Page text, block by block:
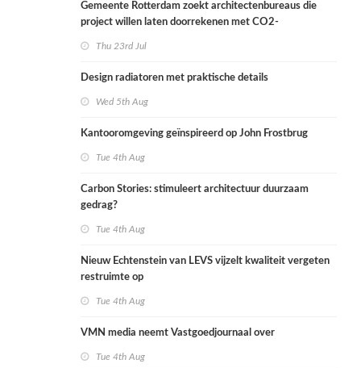
Gemeente Rotterdam zoekt architectenbureaus die
project willen laten doorrekenen met CO2-
Thu 23rd Jul
Design radiatoren met praktische details
Wed 5th Aug
Kantooromgeving geïnspireerd op John Frostbrug
Tue 4th Aug
Carbon Stories: stimuleert architectuur duurzaam
gedrag?
Tue 4th Aug
Nieuw Echtenstein van LEVS vijzelt kwaliteit vergeten
restruimte op
Tue 4th Aug
VMN media neemt Vastgoedjournaal over
Tue 4th Aug